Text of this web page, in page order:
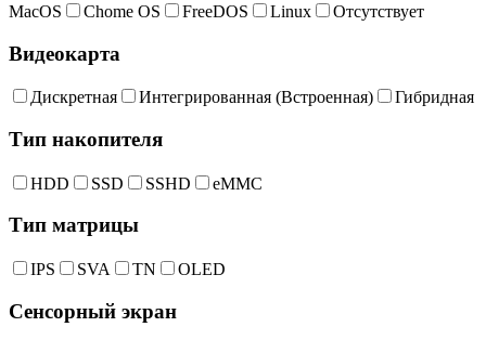
MacOS
Chome OS FreeDOS Linux Отсутствует
Видеокарта
Дискретная Интегрированная (Встроенная) Гибридная
Тип накопителя
HDD SSD SSHD eMMC
Тип матрицы
IPS SVA TN OLED
Сенсорный экран